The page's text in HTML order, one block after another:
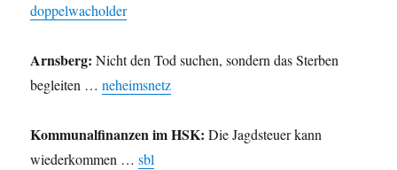
doppelwacholder
Arnsberg: Nicht den Tod suchen, sondern das Sterben
begleiten …neheimsnetz
Kommunalfinanzen im HSK: Die Jagdsteuer kann
wiederkommen …sbl